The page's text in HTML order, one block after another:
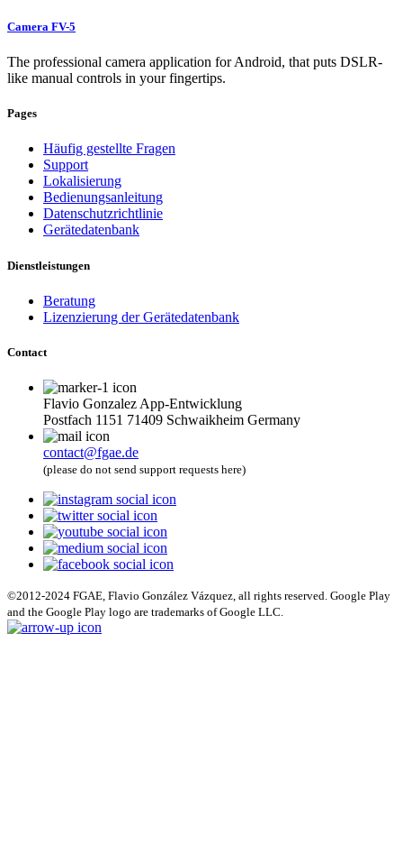
Camera FV-5
The professional camera application for Android, that puts DSLR-
like manual controls in your fingertips.
Pages
Häufig gestellte Fragen
Support
Lokalisierung
Bedienungsanleitung
Datenschutzrichtlinie
Gerätedatenbank
Dienstleistungen
Beratung
Lizenzierung der Gerätedatenbank
Contact
Flavio Gonzalez App-Entwicklung
Postfach 1151 71409 Schwaikheim Germany
contact@fgae.de
(please do not send support requests here)
©2012-2024 FGAE, Flavio González Vázquez, all rights reserved. Google Play
and the Google Play logo are trademarks of Google LLC.